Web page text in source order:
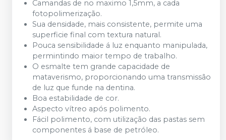
Camandas de no maximo 1,5mm, a cada
fotopolimerização.
Sua densidade, mais consistente, permite uma
superficie final com textura natural.
Pouca sensibilidade á luz enquanto manipulada,
permintindo maior tempo de trabalho.
O esmalte tem grande capacidade de
mataverismo, proporcionando uma transmissão
de luz que funde na dentina.
Boa estabilidade de cor.
Aspecto vítreo após polimento.
Fácil polimento, com utilização das pastas sem
componentes á base de petróleo.